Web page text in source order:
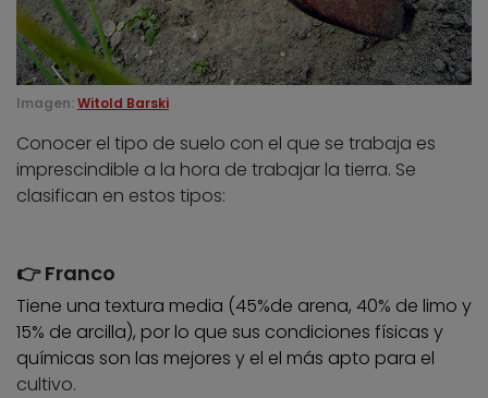
Imagen: Witold Barski
Conocer el tipo de suelo con el que se trabaja es
imprescindible a la hora de trabajar la tierra. Se
clasifican en estos tipos:
👉 Franco
Tiene una textura media (45%de arena, 40% de limo y
15% de arcilla), por lo que sus condiciones físicas y
químicas son las mejores y el el más apto para el
cultivo.